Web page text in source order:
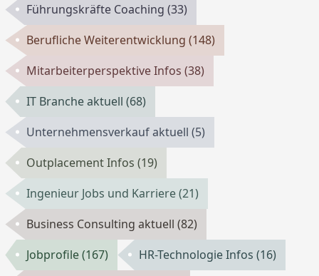
Führungskräfte Coaching(33)
Berufliche Weiterentwicklung(148)
Mitarbeiterperspektive Infos(38)
IT Branche aktuell(68)
Unternehmensverkauf aktuell(5)
Outplacement Infos(19)
Ingenieur Jobs und Karriere(21)
Business Consulting aktuell(82)
Jobprofile(167) HR-Technologie Infos(16)